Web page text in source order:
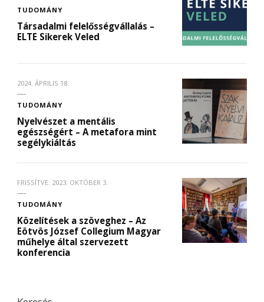
TUDOMÁNY
Társadalmi felelősségvállalás –
ELTE Sikerek Veled
2024. ÁPRILIS 18.
TUDOMÁNY
Nyelvészet a mentális
egészségért – A metafora mint
segélykiáltás
FRISSÍTVE: 2023. OKTÓBER 3.
TUDOMÁNY
Közelítések a szöveghez – Az
Eötvös József Collegium Magyar
műhelye által szervezett
konferencia